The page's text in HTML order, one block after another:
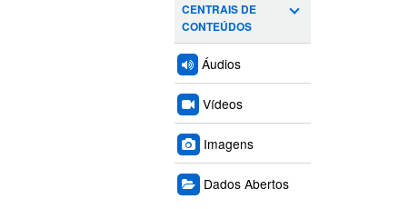
CENTRAIS DE
CONTEÚDOS
Áudios
Vídeos
Imagens
Dados Abertos